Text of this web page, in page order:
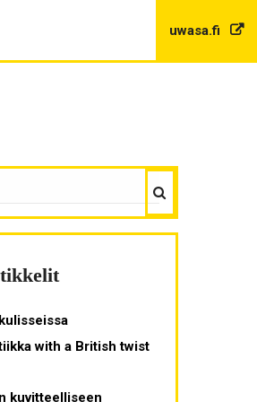
uwasa.fi
Haku
with a British twist
kuvitteelliseen